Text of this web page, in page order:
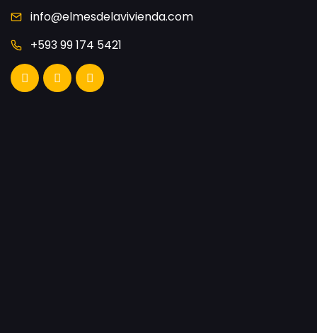
info@elmesdelavivienda.com
+593 99 174 5421